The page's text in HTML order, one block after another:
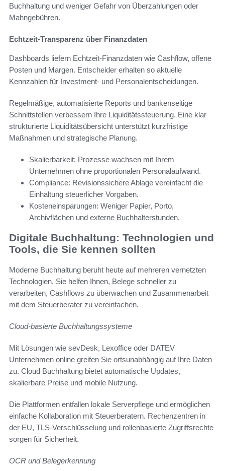
Buchhaltung und weniger Gefahr von Überzahlungen oder
Mahngebühren.
Echtzeit-Transparenz über Finanzdaten
Dashboards liefern Echtzeit-Finanzdaten wie Cashflow, offene
Posten und Margen. Entscheider erhalten so aktuelle
Kennzahlen für Investment- und Personalentscheidungen.
Regelmäßige, automatisierte Reports und bankenseitige
Schnittstellen verbessern Ihre Liquiditätssteuerung. Eine klar
strukturierte Liquiditätsübersicht unterstützt kurzfristige
Maßnahmen und strategische Planung.
Skalierbarkeit: Prozesse wachsen mit Ihrem
Unternehmen ohne proportionalen Personalaufwand.
Compliance: Revisionssichere Ablage vereinfacht die
Einhaltung steuerlicher Vorgaben.
Kosteneinsparungen: Weniger Papier, Porto,
Archivflächen und externe Buchhalterstunden.
Digitale Buchhaltung: Technologien und
Tools, die Sie kennen sollten
Moderne Buchhaltung beruht heute auf mehreren vernetzten
Technologien. Sie helfen Ihnen, Belege schneller zu
verarbeiten, Cashflows zu überwachen und Zusammenarbeit
mit dem Steuerberater zu vereinfachen.
Cloud-basierte Buchhaltungssysteme
Mit Lösungen wie sevDesk, Lexoffice oder DATEV
Unternehmen online greifen Sie ortsunabhängig auf Ihre Daten
zu. Cloud Buchhaltung bietet automatische Updates,
skalierbare Preise und mobile Nutzung.
Die Plattformen entfallen lokale Serverpflege und ermöglichen
einfache Kollaboration mit Steuerberatern. Rechenzentren in
der EU, TLS-Verschlüsselung und rollenbasierte Zugriffsrechte
sorgen für Sicherheit.
OCR und Belegerkennung